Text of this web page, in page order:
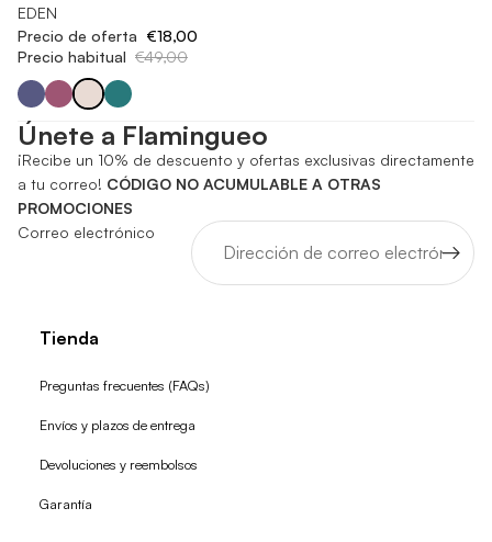
EDEN
Precio de oferta €18,00
Precio habitual €49,00
Únete a Flamingueo
¡Recibe un 10% de descuento y ofertas exclusivas directamente
a tu correo! CÓDIGO NO ACUMULABLE A OTRAS
PROMOCIONES
Correo electrónico
Tienda
Preguntas frecuentes (FAQs)
Envíos y plazos de entrega
Devoluciones y reembolsos
Garantía